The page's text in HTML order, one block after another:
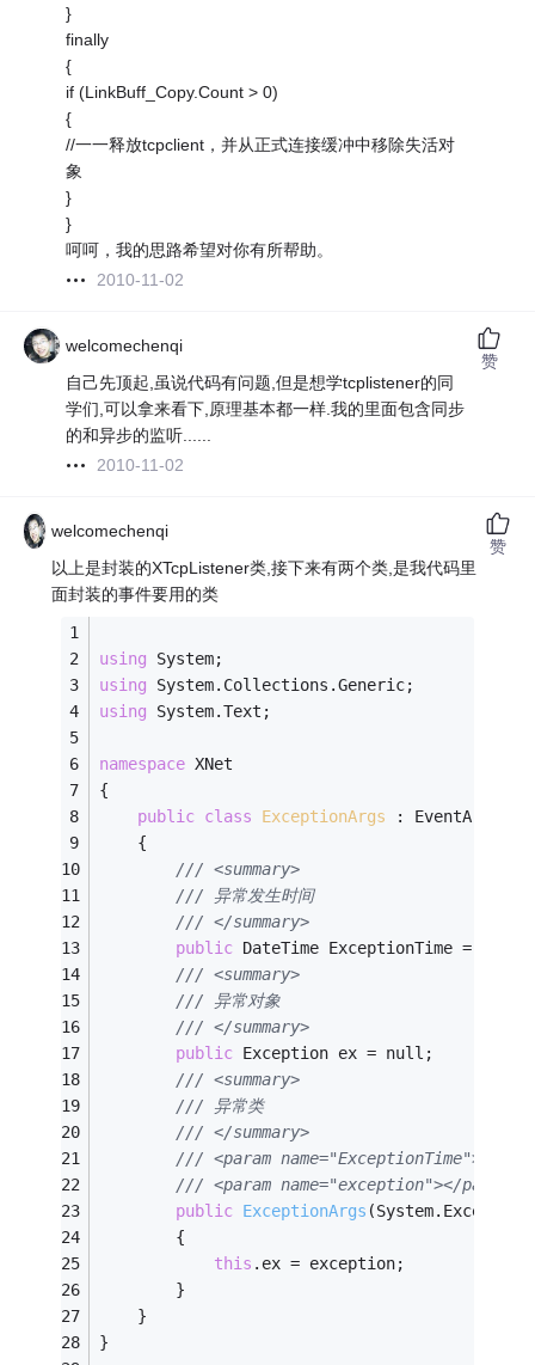
}
finally
{
if (LinkBuff_Copy.Count > 0)
{
//一一释放tcpclient，并从正式连接缓冲中移除失活对
象
}
}
呵呵，我的思路希望对你有所帮助。
2010-11-02
welcomechenqi
自己先顶起,虽说代码有问题,但是想学tcplistener的同
学们,可以拿来看下,原理基本都一样.我的里面包含同步
的和异步的监听......
2010-11-02
赞
welcomechenqi
以上是封装的XTcpListener类,接下来有两个类,是我代码里
面封装的事件要用的类
using System;
using System.Collections.Generic;
using System.Text;
namespace XNet
{
public class ExceptionArgs :
EventArgs
    {
/// <summary>
/// 异常发生时间
/// </summary>
public DateTime ExceptionTime =
/// <summary>
/// 异常对象
/// </summary>
public Exception ex = null;
/// <summary>
/// 异常类
/// </summary>
/// <param name="ExceptionTime"></
/// <param name="exception"></param>
public ExceptionArgs
        {
this .ex = exception;
        }
    }
}
赞